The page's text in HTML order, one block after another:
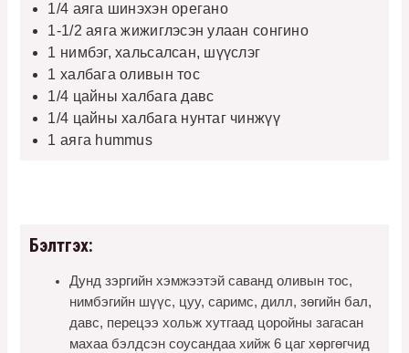
1/4 аяга шинэхэн орегано
1-1/2 аяга жижиглэсэн улаан сонгино
1 нимбэг, хальсалсан, шүүслэг
1 халбага оливын тос
1/4 цайны халбага давс
1/4 цайны халбага нунтаг чинжүү
1 аяга hummus
Бэлтгэх:
Дунд зэргийн хэмжээтэй савандоливын тос,
нимбэгийн шүүс, цуу, саримс,дилл, зөгийн бал,
давс, перецээ хольж хутгаад цоройны загасан
махаа бэлдсэн соусандаа хийж 6 цагхөргөгчид